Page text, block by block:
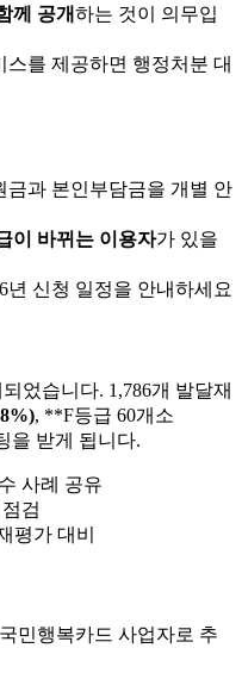
께 공개하는 것이 의무입
를 제공하면 행정처분 대
금과 본인부담금을 개별 안
이 바뀌는 이용자가 있을
년 신청 일정을 안내하세요
었습니다. 1,786개 발달재
, **F등급 60개소
을 받게 됩니다.
사례 공유
검
평가 대비
민행복카드 사업자로 추